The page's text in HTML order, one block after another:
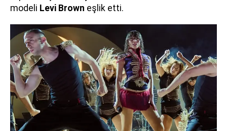
modeli Levi Brown eşlik etti.